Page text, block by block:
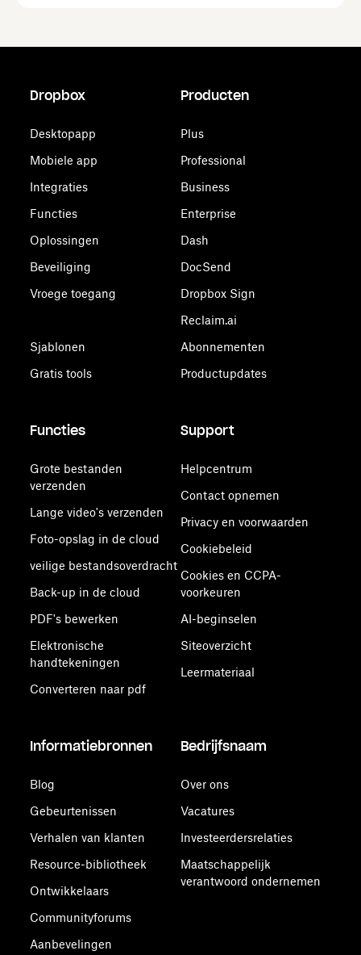
Dropbox
Desktopapp
Mobiele app
Integraties
Functies
Oplossingen
Beveiliging
Vroege toegang
Sjablonen
Gratis tools
Producten
Plus
Professional
Business
Enterprise
Dash
DocSend
Dropbox Sign
Reclaim.ai
Abonnementen
Productupdates
Functies
Grote bestanden
verzenden
Lange video's verzenden
Foto-opslag in de cloud
veilige bestandsoverdracht
Back-up in de cloud
PDF's bewerken
Elektronische
handtekeningen
Converteren naar pdf
Support
Helpcentrum
Contact opnemen
Privacy en voorwaarden
Cookiebeleid
Cookies en CCPA-
voorkeuren
AI-beginselen
Siteoverzicht
Leermateriaal
Informatiebronnen
Blog
Gebeurtenissen
Verhalen van klanten
Resource-bibliotheek
Ontwikkelaars
Communityforums
Aanbevelingen
Bedrijfsnaam
Over ons
Vacatures
Investeerdersrelaties
Maatschappelijk
verantwoord ondernemen